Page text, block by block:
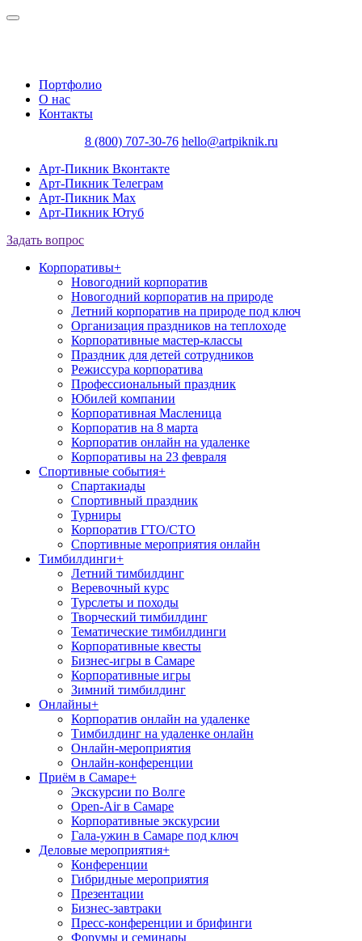
Портфолио
О нас
Контакты
8 (800) 707-30-76 hello@artpiknik.ru
Арт-Пикник Вконтакте
Арт-Пикник Телеграм
Арт-Пикник Max
Арт-Пикник Ютуб
Задать вопрос
Корпоративы+
Новогодний корпоратив
Новогодний корпоратив на природе
Летний корпоратив на природе под ключ
Организация праздников на теплоходе
Корпоративные мастер-классы
Праздник для детей сотрудников
Режиссура корпоратива
Профессиональный праздник
Юбилей компании
Корпоративная Масленица
Корпоратив на 8 марта
Корпоратив онлайн на удаленке
Корпоративы на 23 февраля
Спортивные события+
Спартакиады
Спортивный праздник
Турниры
Корпоратив ГТО/СТО
Спортивные мероприятия онлайн
Тимбилдинги+
Летний тимбилдинг
Веревочный курс
Турслеты и походы
Творческий тимбилдинг
Тематические тимбилдинги
Корпоративные квесты
Бизнес-игры в Самаре
Корпоративные игры
Зимний тимбилдинг
Онлайны+
Корпоратив онлайн на удаленке
Тимбилдинг на удаленке онлайн
Онлайн-мероприятия
Онлайн-конференции
Приём в Самаре+
Экскурсии по Волге
Open-Air в Самаре
Корпоративные экскурсии
Гала-ужин в Самаре под ключ
Деловые мероприятия+
Конференции
Гибридные мероприятия
Презентации
Бизнес-завтраки
Пресс-конференции и брифинги
Форумы и семинары